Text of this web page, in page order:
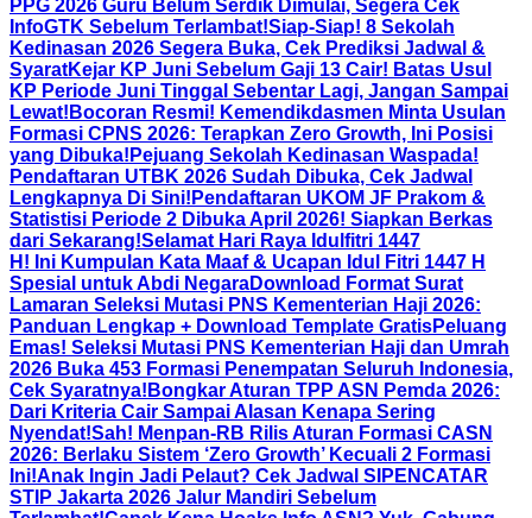
PPG 2026 Guru Belum Serdik Dimulai, Segera Cek
InfoGTK Sebelum Terlambat!Siap-Siap! 8 Sekolah
Kedinasan 2026 Segera Buka, Cek Prediksi Jadwal &
SyaratKejar KP Juni Sebelum Gaji 13 Cair! Batas Usul
KP Periode Juni Tinggal Sebentar Lagi, Jangan Sampai
Lewat! Bocoran Resmi! Kemendikdasmen Minta Usulan
Formasi CPNS 2026: Terapkan Zero Growth, Ini Posisi
yang Dibuka! Pejuang Sekolah Kedinasan Waspada!
Pendaftaran UTBK 2026 Sudah Dibuka, Cek Jadwal
Lengkapnya Di Sini! Pendaftaran UKOM JF Prakom &
Statistisi Periode 2 Dibuka April 2026! Siapkan Berkas
dari Sekarang!Selamat Hari Raya Idulfitri 1447
H! Ini Kumpulan Kata Maaf & Ucapan Idul Fitri 1447 H
Spesial untuk Abdi NegaraDownload Format Surat
Lamaran Seleksi Mutasi PNS Kementerian Haji 2026:
Panduan Lengkap + Download Template GratisPeluang
Emas! Seleksi Mutasi PNS Kementerian Haji dan Umrah
2026 Buka 453 Formasi Penempatan Seluruh Indonesia,
Cek Syaratnya! Bongkar Aturan TPP ASN Pemda 2026:
Dari Kriteria Cair Sampai Alasan Kenapa Sering
Nyendat!Sah! Menpan-RB Rilis Aturan Formasi CASN
2026: Berlaku Sistem ‘Zero Growth’ Kecuali 2 Formasi
Ini!Anak Ingin Jadi Pelaut? Cek Jadwal SIPENCATAR
STIP Jakarta 2026 Jalur Mandiri Sebelum